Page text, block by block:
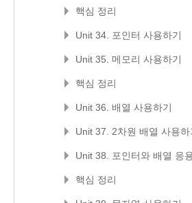
핵심 정리
Unit 34. 포인터 사용하기
Unit 35. 메모리 사용하기
핵심 정리
Unit 36. 배열 사용하기
Unit 37. 2차원 배열 사용하
Unit 38. 포인터와 배열 응
핵심 정리